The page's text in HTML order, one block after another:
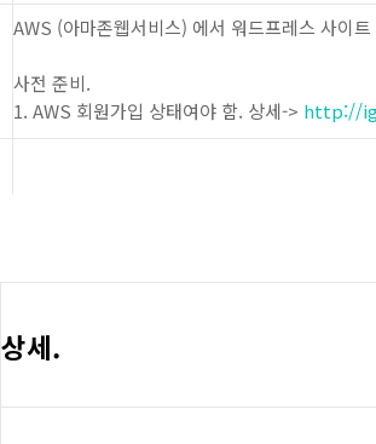
AWS (아마존웹서비스) 에서 워드프레스 사이
사전 준비.
1. AWS 회원가입 상태여야 함. 상세-> http://
상세.